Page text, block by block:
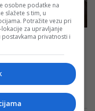
osobne podatke na
slažete s tim, u
Potražite vezu pri
za upravljanje
privatnosti i